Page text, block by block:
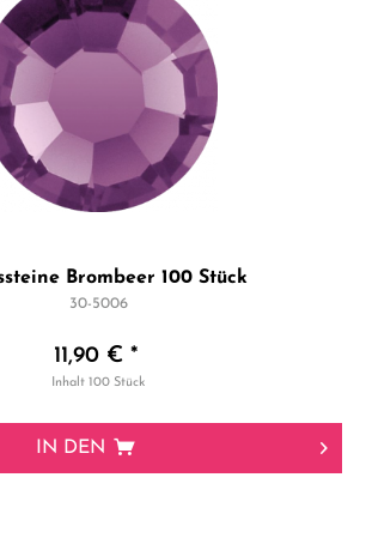
Brombeer 100 Stück
30-5006
11,90 € *
Inhalt100 Stück
IN DEN